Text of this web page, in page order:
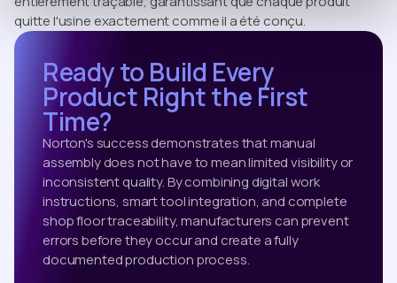
quitte l'usine exactement comme il a été conçu.
Ready to Build Every
Product Right the First
Time?
Norton's success demonstrates that manual
assembly does not have to mean limited visibility or
inconsistent quality. By combining digital work
instructions, smart tool integration, and complete
shop floor traceability, manufacturers can prevent
errors before they occur and create a fully
documented production process.